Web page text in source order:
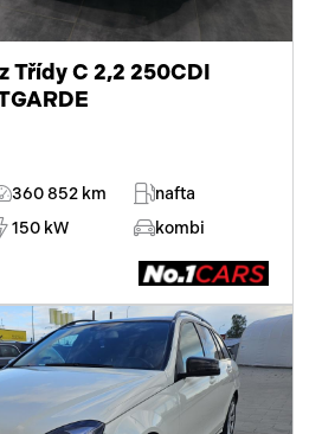
Třídy C 2,2 250CDI
360 852 km
nafta
150 kW kombi